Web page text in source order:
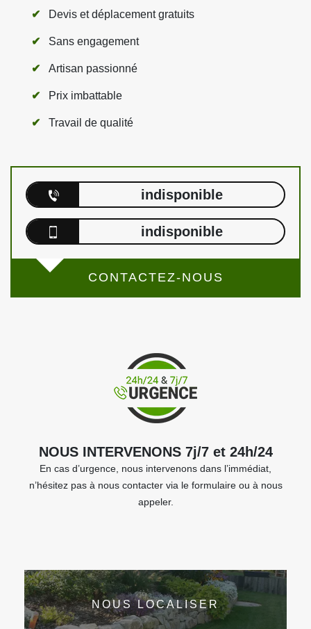
Devis et déplacement gratuits
Sans engagement
Artisan passionné
Prix imbattable
Travail de qualité
indisponible
indisponible
CONTACTEZ-NOUS
NOUS INTERVENONS 7j/7 et 24h/24
En cas d’urgence, nous intervenons dans l’immédiat,
n’hésitez pas à nous contacter via le formulaire ou à nous
appeler.
NOUS LOCALISER